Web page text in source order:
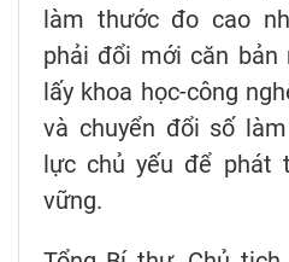
làm thước đo cao
phải đổi mới căn bản
lấy khoa học-công
và chuyển đổi số
lực chủ yếu để phát
vững.